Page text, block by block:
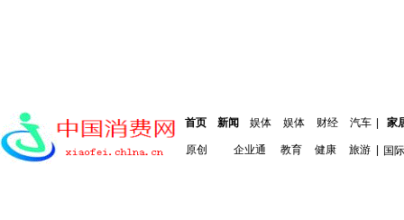
首页 新闻 娱体 娱体 财经 汽车 家
原创 企业通 教育 健康 旅游 国际